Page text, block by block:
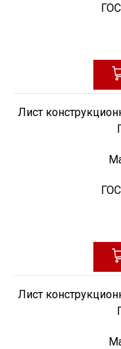
Лист
Лист